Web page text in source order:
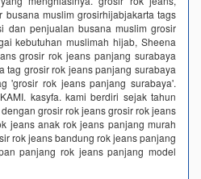
busana muslim grosirhijabjakarta tags
dan penjualan busana muslim grosir
kebutuhan muslimah hijab, Sheena
grosir rok jeans panjang surabaya
tag grosir rok jeans panjang surabaya
'grosir rok jeans panjang surabaya'.
kasyfa. kami berdiri sejak tahun
grosir rok jeans grosir rok jeans
jeans anak rok jeans panjang murah
rok jeans bandung rok jeans panjang
panjang rok jeans panjang model